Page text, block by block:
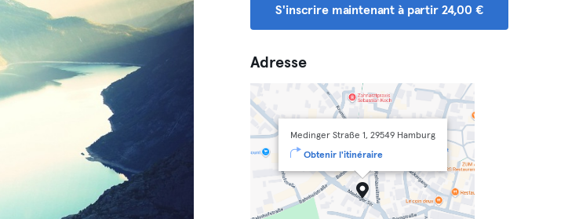
S'inscrire maintenant à partir 24,00 €
Adresse
Medinger Straße 1, 29549 Hamburg
Obtenir l'itinéraire